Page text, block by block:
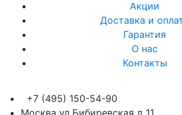
Акции
Доставка и
Гарантия
О нас
Контакты
+7 (495) 150-54-90
Москва ул Бибиревская д 11